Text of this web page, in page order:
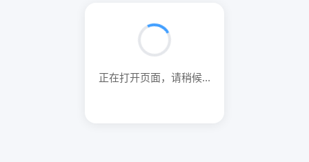
正在打开页面，请稍候...